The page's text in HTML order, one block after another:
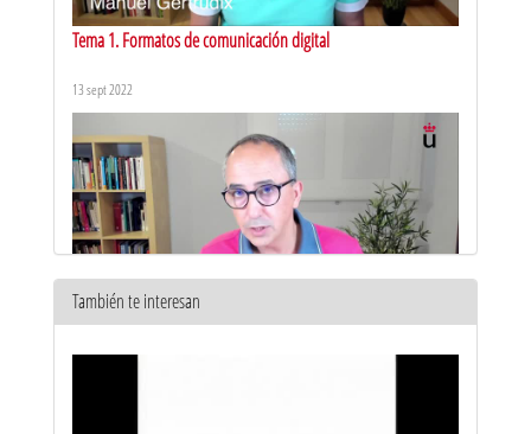
Tema 1. Formatos de comunicación digital
13 sept 2022
También te interesan